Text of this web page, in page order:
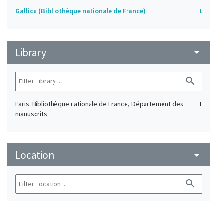
Gallica (Bibliothèque nationale de France) 1
Library arrow_drop_down
search
Paris. Bibliothèque nationale de France, Département des
manuscrits
1
Location arrow_drop_down
search